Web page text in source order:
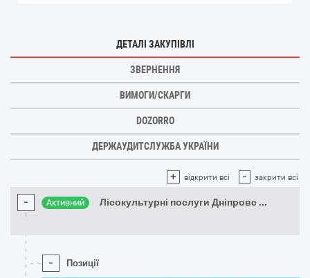
ДЕТАЛІ ЗАКУПІВЛІ
ЗВЕРНЕННЯ
ВИМОГИ/СКАРГИ
DOZORRO
ДЕРЖАУДИТСЛУЖБА УКРАЇНИ
+ відкрити всі - закрити всі
- Активний Лісокультурні послуги Дніпровс ...
- Позиції